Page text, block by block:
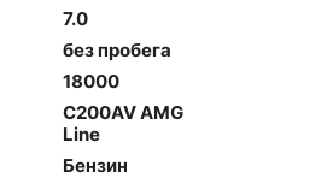
7.0
без пробега
18000
C200AV AMG
Line
Бензин